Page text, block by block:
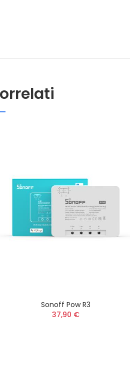
Sonoff Pow R3
37,90 €